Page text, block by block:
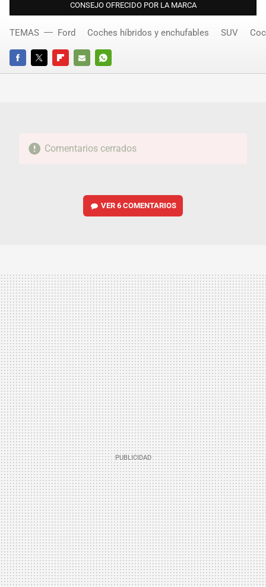
CONSEJO OFRECIDO POR LA MARCA
FACEBOOKTWITTERFLIPBOARD
E-
WHATSAPP
TEMAS Ford Coches híbridos y enchufables SUV
Comentarios cerrados
VER6 COMENTARIOS